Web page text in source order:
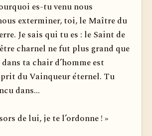
es-tu venu nous
exterminer, toi, le Maître du
Je sais qui tu es : le Saint de
charnel ne fut plus grand que
ta chair d’homme est
du Vainqueur éternel. Tu
dans...
de lui, je te l’ordonne ! »